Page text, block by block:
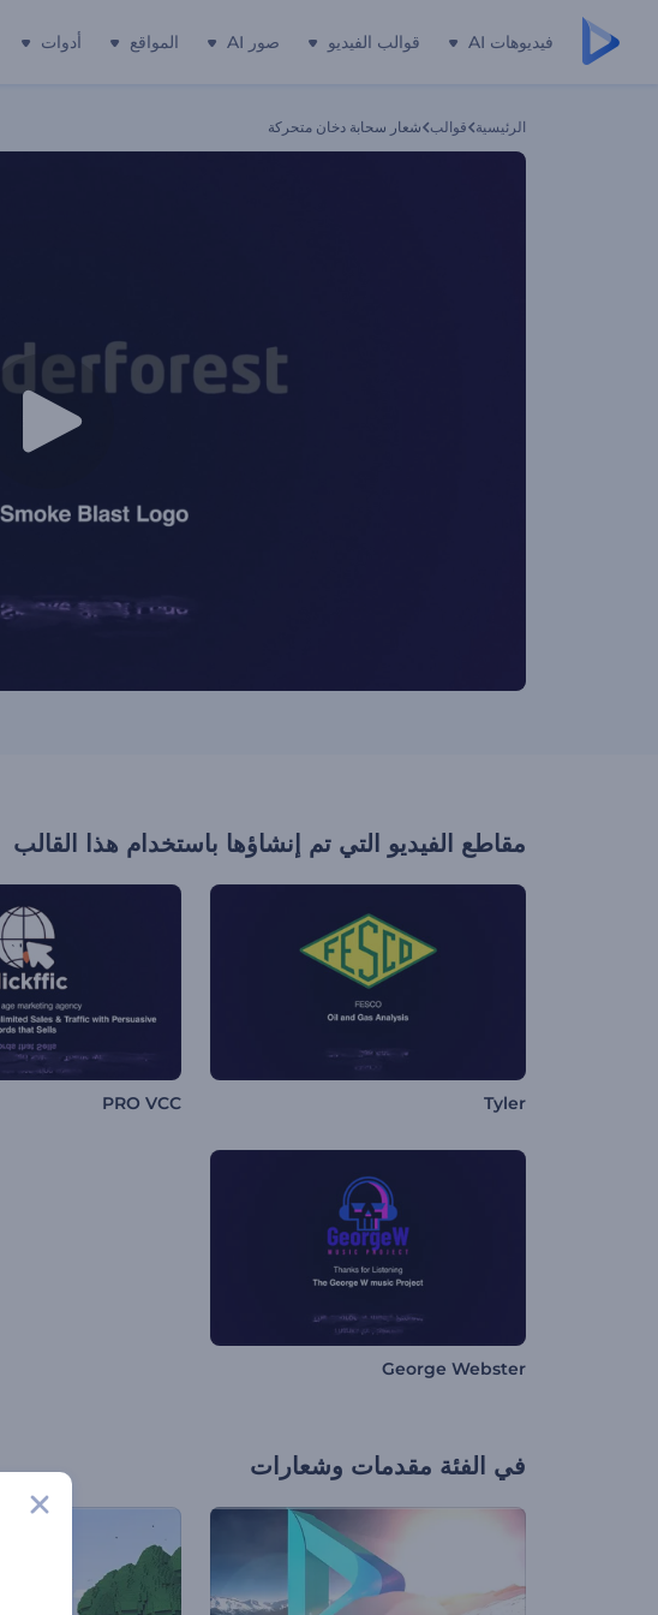
فيديوهات AI قوالب الفيديو صور AI المواقع أدوات
الرئيسية قوالب شعار سحابة دخان متحركة
مقاطع الفيديو التي تم إنشاؤها باستخدام هذا القالب
Tyler
PRO VCC
George Webster
في الفئة مقدمات وشعارات